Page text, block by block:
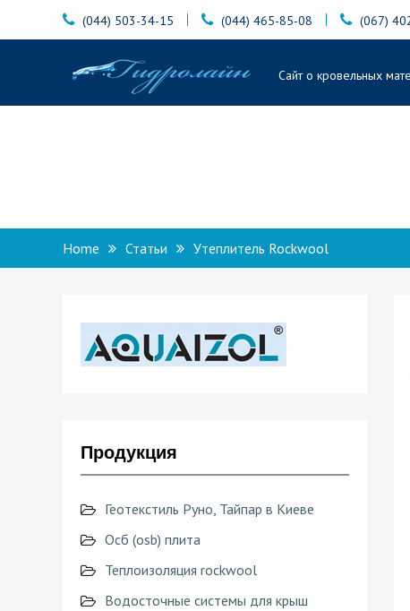
(044) 503-34-15 (044) 465-85-08 (067)
Гидролайн Сайт о кровельных
Home Статьи Утеплитель Rockwool
Продукция
Геотекстиль Руно, Тайпар в Киеве
Осб (osb) плита
Теплоизоляция rockwool
Водосточные системы для крыш